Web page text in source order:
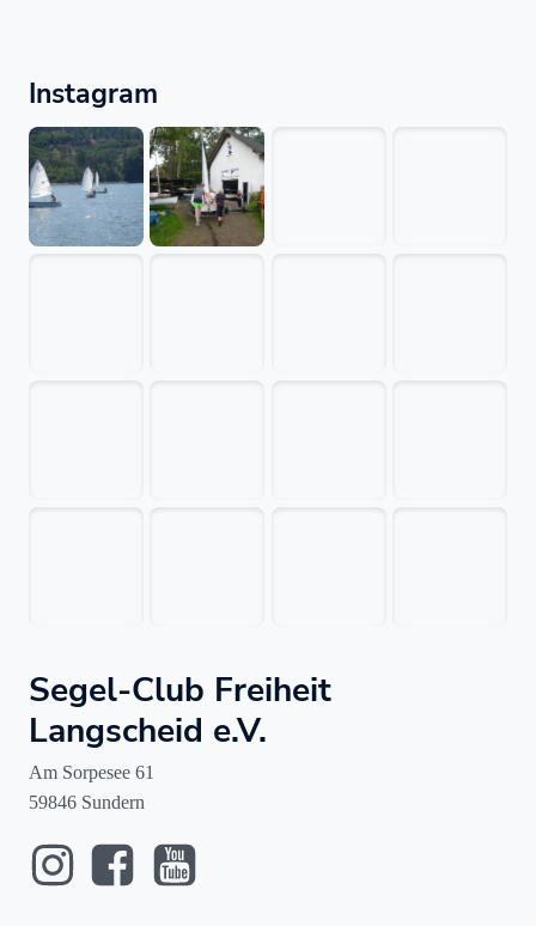
Instagram
Segel-Club Freiheit
Langscheid e.V.
Am Sorpesee 61
59846 Sundern